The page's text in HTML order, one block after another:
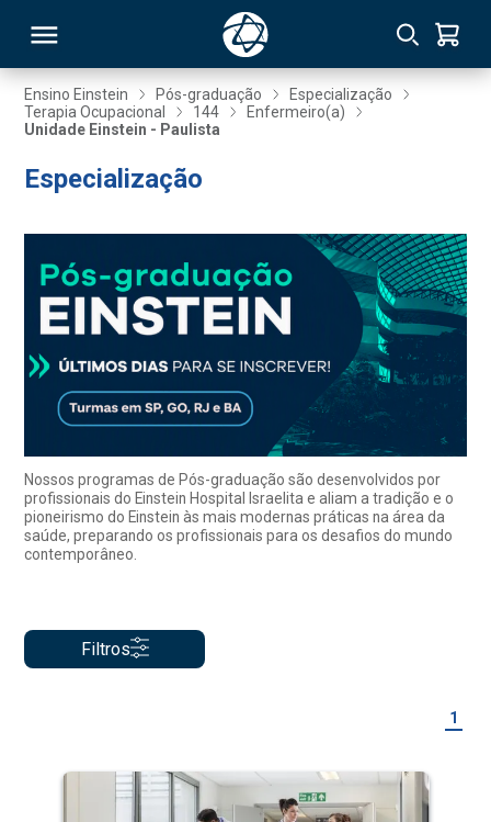
Ensino Einstein Pós-graduação
Especialização
Terapia Ocupacional
144
Enfermeiro(a)
Unidade Einstein - Paulista
Especialização
Nossos programas de Pós-graduação são desenvolvidos por
profissionais do Einstein Hospital Israelita e aliam a tradição e o
pioneirismo do Einstein às mais modernas práticas na área da
saúde, preparando os profissionais para os desafios do mundo
contemporâneo.
Filtros
1